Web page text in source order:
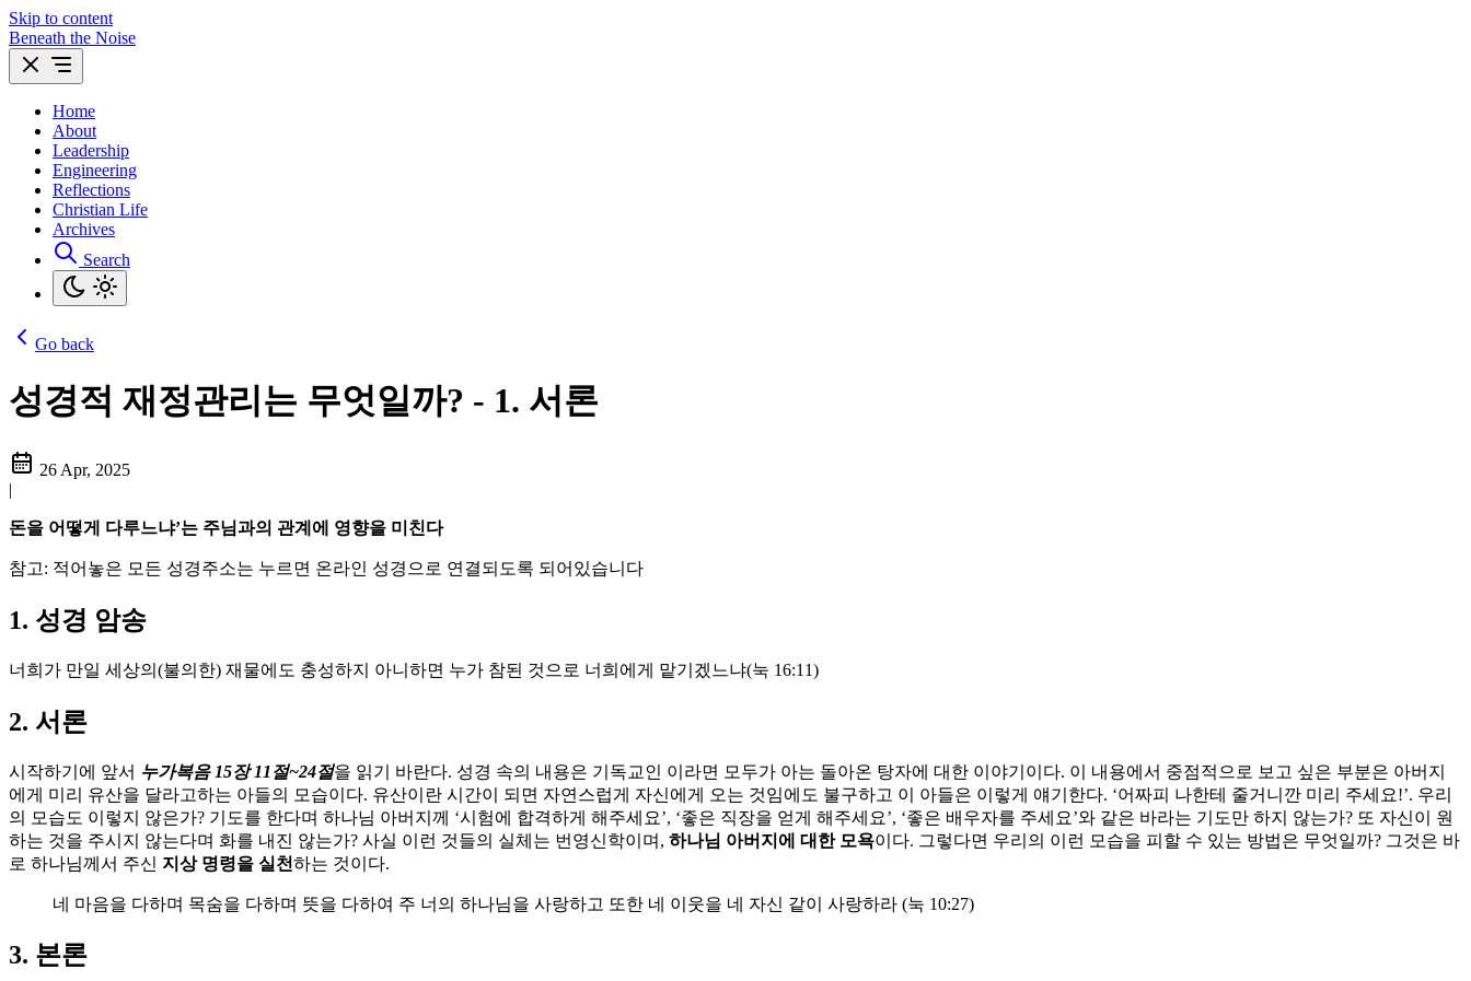
Skip to content
Beneath the Noise
Home
About
Leadership
Engineering
Reflections
Christian Life
Archives
Search
Go back
성경적 재정관리는 무엇일까? - 1. 서론
26 Apr, 2025
|
돈을 어떻게 다루느냐’는 주님과의 관계에 영향을 미친다
참고: 적어놓은 모든 성경주소는 누르면 온라인 성경으로 연결되도록 되어있습니다
1. 성경 암송
너희가 만일 세상의(불의한) 재물에도 충성하지 아니하면 누가 참된 것으로 너희에게 맡기겠느냐(눅 16:11)
2. 서론
시작하기에 앞서 누가복음 15장 11절~24절을 읽기 바란다. 성경 속의 내용은 기독교인 이라면 모두가 아는 돌아온 탕자에 대한 이야기이다. 이 내용에서 중점적으로 보고 싶은 부분은 아버지
에게 미리 유산을 달라고하는 아들의 모습이다. 유산이란 시간이 되면 자연스럽게 자신에게 오는 것임에도 불구하고 이 아들은 이렇게 얘기한다. ‘어짜피 나한테 줄거니깐 미리 주세요!’. 우리
의 모습도 이렇지 않은가? 기도를 한다며 하나님 아버지께 ‘시험에 합격하게 해주세요’, ‘좋은 직장을 얻게 해주세요’, ‘좋은 배우자를 주세요’와 같은 바라는 기도만 하지 않는가? 또 자신이 원
하는 것을 주시지 않는다며 화를 내진 않는가? 사실 이런 것들의 실체는 번영신학이며, 하나님 아버지에 대한 모욕이다. 그렇다면 우리의 이런 모습을 피할 수 있는 방법은 무엇일까? 그것은 바
로 하나님께서 주신 지상 명령을 실천하는 것이다.
네 마음을 다하며 목숨을 다하며 뜻을 다하여 주 너의 하나님을 사랑하고 또한 네 이웃을 네 자신 같이 사랑하라 (눅 10:27)
3. 본론